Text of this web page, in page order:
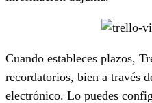
Cuando estableces plazos,
recordatorios, bien a través
electrónico. Lo puedes